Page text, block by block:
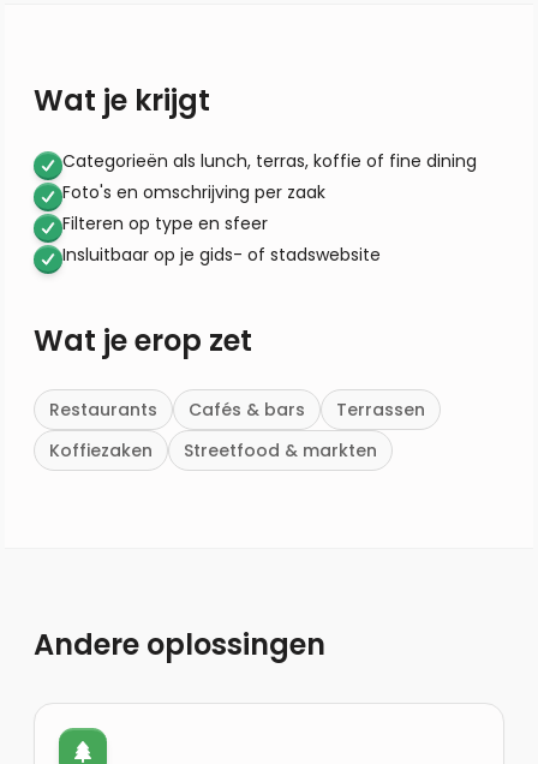
Wat je krijgt
Categorieën als lunch, terras, koffie of fine dining
Foto's en omschrijving per zaak
Filteren op type en sfeer
Insluitbaar op je gids- of stadswebsite
Wat je erop zet
Restaurants Cafés & bars
Terrassen
Koffiezaken
Streetfood & markten
Andere oplossingen